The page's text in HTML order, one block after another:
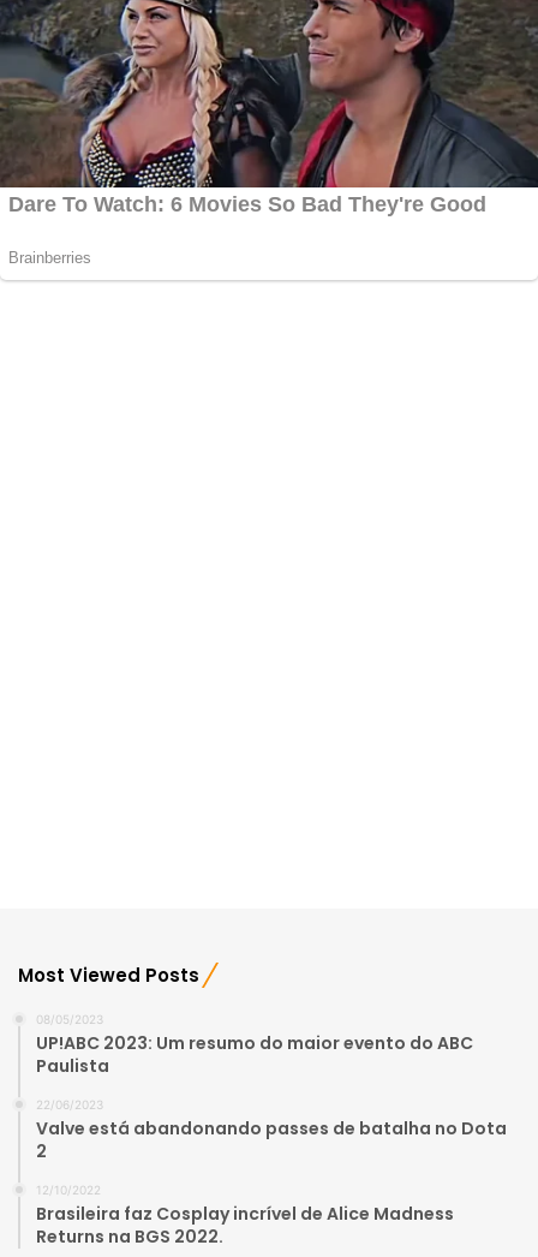
Most Viewed Posts
08/05/2023
UP!ABC 2023: Um resumo do maior evento do ABC
Paulista
22/06/2023
Valve está abandonando passes de batalha no Dota
2
12/10/2022
Brasileira faz Cosplay incrível de Alice Madness
Returns na BGS 2022.